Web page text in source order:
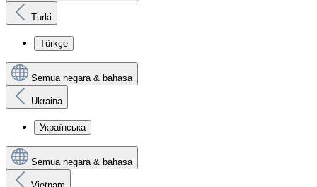
Turki
Türkçe
Semua negara & bahasa
Ukraina
Українська
Semua negara & bahasa